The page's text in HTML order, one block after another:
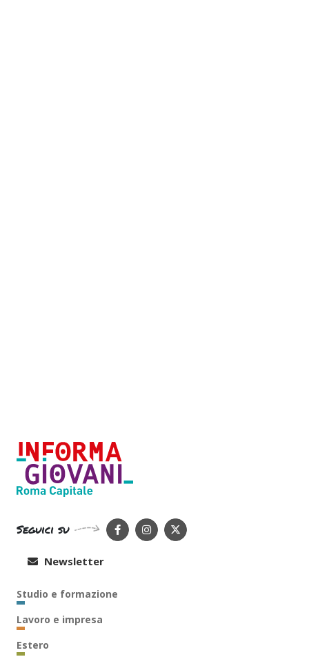
Seguici su
Newsletter
Studio e formazione
Lavoro e impresa
Estero